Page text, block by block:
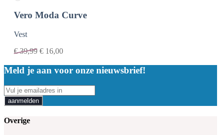
Vero Moda Curve
Vest
€39,99 € 16,00
Meld je aan voor onze nieuwsbrief!
aanmelden
Overige